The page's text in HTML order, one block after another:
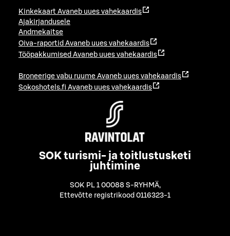
Kinkekaart Avaneb uues vahekaardis
Ajakirjandusele
Andmekaitse
Oiva-raportid Avaneb uues vahekaardis
Tööpakkumised Avaneb uues vahekaardis
Broneerige vabu ruume Avaneb uues vahekaardis
Sokoshotels.fi Avaneb uues vahekaardis
SOK turismi- ja toitlustusketi
juhtimine
SOK PL 1 00088 S-RYHMÄ,
Ettevõtte registrikood 0116323-1